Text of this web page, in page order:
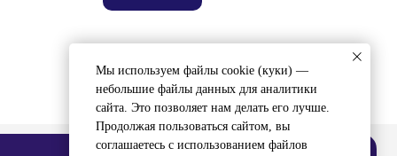
С НАМИ
8 (4212) 94-30-33
Мы используем файлы cookie (куки) —
небольшие файлы данных для аналитики
сайта. Это позволяет нам делать его лучше.
Продолжая пользоваться сайтом, вы
соглашаетесь с использованием файлов